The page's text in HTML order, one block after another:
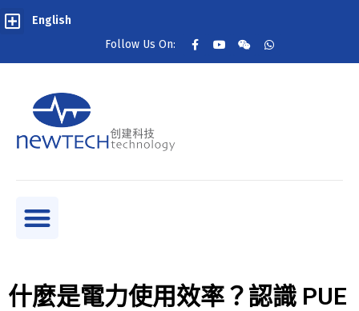
English
Follow Us On:
什麼是電力使用效率？認識 PUE